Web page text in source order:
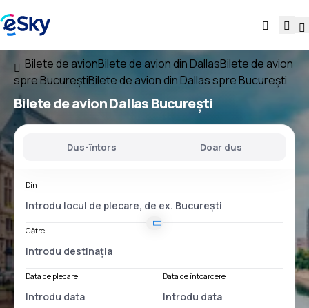
Bilete de avionBilete de avion din DallasBilete de avion
spre BucureștiBilete de avion din Dallas spre București
Bilete de avionDallas București
Dus-întors Doar dus
Din
Către
Data de plecare Data de întoarcere